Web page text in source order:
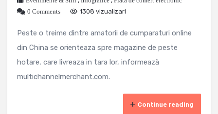
0 Comments
1308 vizualizari
Peste o treime dintre amatorii de cumparaturi online
din China se orienteaza spre magazine de peste
hotare, care livreaza in tara lor, informează
multichannelmerchant.com.
Continue reading